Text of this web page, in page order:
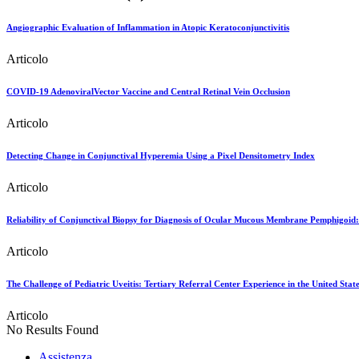
Angiographic Evaluation of Inflammation in Atopic Keratoconjunctivitis
Articolo
COVID-19 AdenoviralVector Vaccine and Central Retinal Vein Occlusion
Articolo
Detecting Change in Conjunctival Hyperemia Using a Pixel Densitometry Index
Articolo
Reliability of Conjunctival Biopsy for Diagnosis of Ocular Mucous Membrane
Articolo
The Challenge of Pediatric Uveitis: Tertiary Referral Center Experience in the United
Articolo
No Results Found